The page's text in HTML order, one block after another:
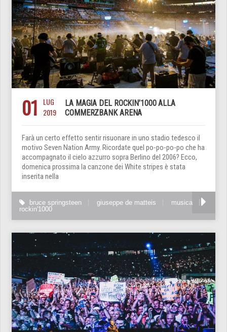
01
LUG
2019
LA MAGIA DEL ROCKIN’1000 ALLA
COMMERZBANK ARENA
Farà un certo effetto sentir risuonare in uno stadio tedesco il
motivo Seven Nation Army. Ricordate quel po-po-po-po che ha
accompagnato il cielo azzurro sopra Berlino del 2006? Ecco,
domenica prossima la canzone dei White stripes è stata
inserita nella
bruce springsteen giuseppe de matteis
musica
rockin'1000